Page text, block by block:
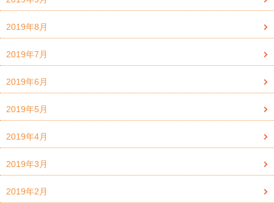
2019年8月
2019年7月
2019年6月
2019年5月
2019年4月
2019年3月
2019年2月